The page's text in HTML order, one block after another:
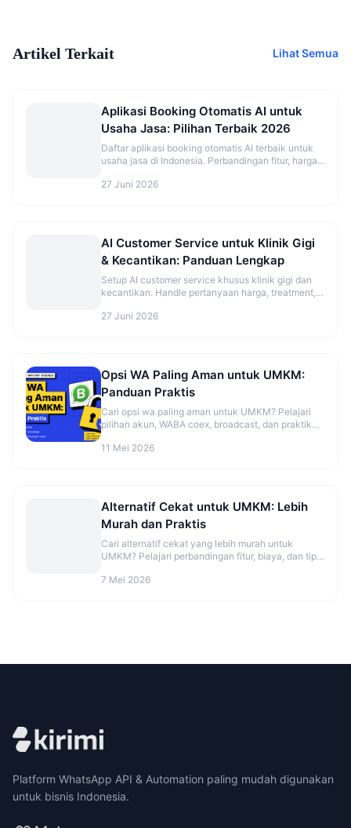
Artikel Terkait Lihat Semua
Aplikasi Booking Otomatis AI untuk
Usaha Jasa: Pilihan Terbaik 2026
Daftar aplikasi booking otomatis AI terbaik untuk
usaha jasa di Indonesia. Perbandingan fitur, harga,
27 Juni 2026
AI Customer Service untuk Klinik Gigi
& Kecantikan: Panduan Lengkap
Setup AI customer service khusus klinik gigi dan
kecantikan. Handle pertanyaan harga, treatment,
27 Juni 2026
Opsi WA Paling Aman untuk UMKM:
Panduan Praktis
Cari opsi wa paling aman untuk UMKM? Pelajari
pilihan akun, WABA coex, broadcast, dan praktik
11 Mei 2026
Alternatif Cekat untuk UMKM: Lebih
Murah dan Praktis
Cari alternatif cekat yang lebih murah untuk
UMKM? Pelajari perbandingan fitur, biaya, dan tips
7 Mei 2026
Platform WhatsApp API & Automation paling mudah digunakan
untuk bisnis Indonesia.